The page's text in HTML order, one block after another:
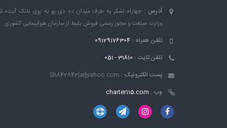
آدرس : چهاراه لشکر به طرف میدان ده دی رو به روی بانک ٱینده
وزارت صنعت و مجوز رسمی فروش بلیط از سازمان هواپیمایی کشوری
تلفن همراه : 09129176304
تلفن ثابت : 31810 - 051
پست الکترونیک : Sh842842[at]yahoo.com
وب : charter115.com